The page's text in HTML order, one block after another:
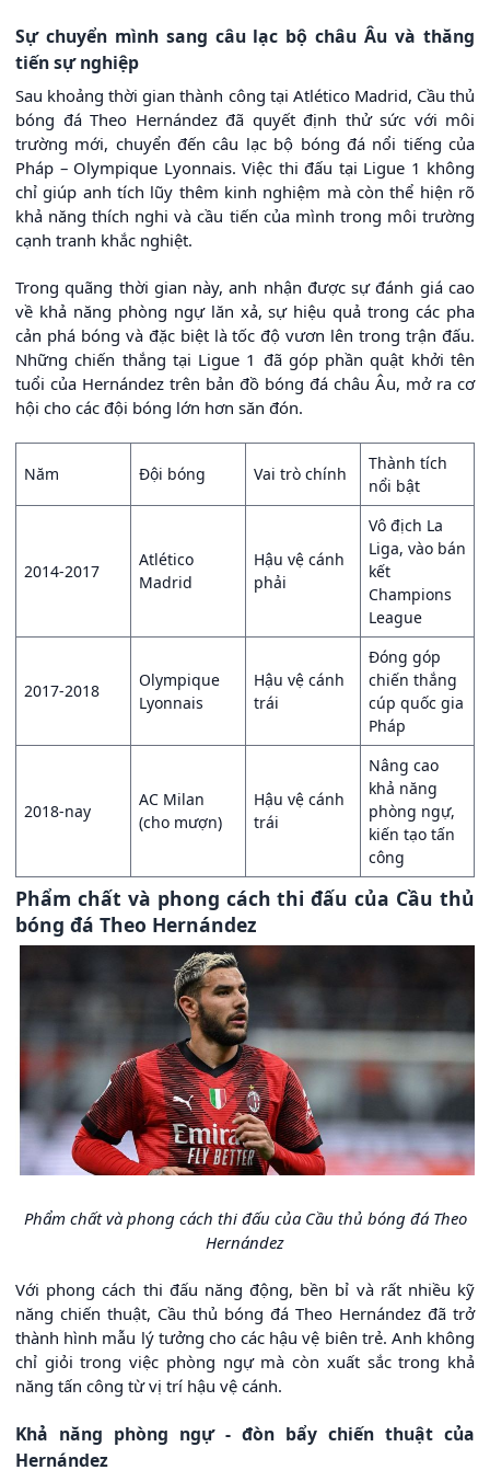
Sự chuyển mình sang câu lạc bộ châu Âu và thăng
tiến sự nghiệp
Sau khoảng thời gian thành công tại Atlético Madrid, Cầu thủ
bóng đá Theo Hernández đã quyết định thử sức với môi
trường mới, chuyển đến câu lạc bộ bóng đá nổi tiếng của
Pháp – Olympique Lyonnais. Việc thi đấu tại Ligue 1 không
chỉ giúp anh tích lũy thêm kinh nghiệm mà còn thể hiện rõ
khả năng thích nghi và cầu tiến của mình trong môi trường
cạnh tranh khắc nghiệt.
Trong quãng thời gian này, anh nhận được sự đánh giá cao
về khả năng phòng ngự lăn xả, sự hiệu quả trong các pha
cản phá bóng và đặc biệt là tốc độ vươn lên trong trận đấu.
Những chiến thắng tại Ligue 1 đã góp phần quật khởi tên
tuổi của Hernández trên bản đồ bóng đá châu Âu, mở ra cơ
hội cho các đội bóng lớn hơn săn đón.
Năm Đội bóng Vai trò chính
Thành tích
nổi bật
2014-2017
Atlético
Madrid
Hậu vệ cánh
phải
Vô địch La
Liga, vào bán
kết
Champions
League
2017-2018
Olympique
Lyonnais
Hậu vệ cánh
trái
Đóng góp
chiến thắng
cúp quốc gia
Pháp
2018-nay
AC Milan
(cho mượn)
Hậu vệ cánh
trái
Nâng cao
khả năng
phòng ngự,
kiến tạo tấn
công
Phẩm chất và phong cách thi đấu của Cầu thủ
bóng đá Theo Hernández
Phẩm chất và phong cách thi đấu của Cầu thủ bóng đá Theo
Hernández
Với phong cách thi đấu năng động, bền bỉ và rất nhiều kỹ
năng chiến thuật, Cầu thủ bóng đá Theo Hernández đã trở
thành hình mẫu lý tưởng cho các hậu vệ biên trẻ. Anh không
chỉ giỏi trong việc phòng ngự mà còn xuất sắc trong khả
năng tấn công từ vị trí hậu vệ cánh.
Khả năng phòng ngự - đòn bẩy chiến thuật của
Hernández